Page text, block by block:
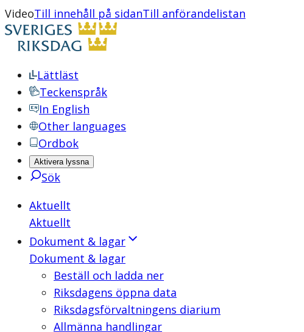
VideoTill innehåll på sidanTill anförandelistan
Lättläst
Teckenspråk
In English
Other languages
Ordbok
Aktivera lyssna
Sök
Aktuellt
Aktuellt
Dokument & lagar
Dokument & lagar
Beställ och ladda ner
Riksdagens öppna data
Riksdagsförvaltningens diarium
Allmänna handlingar